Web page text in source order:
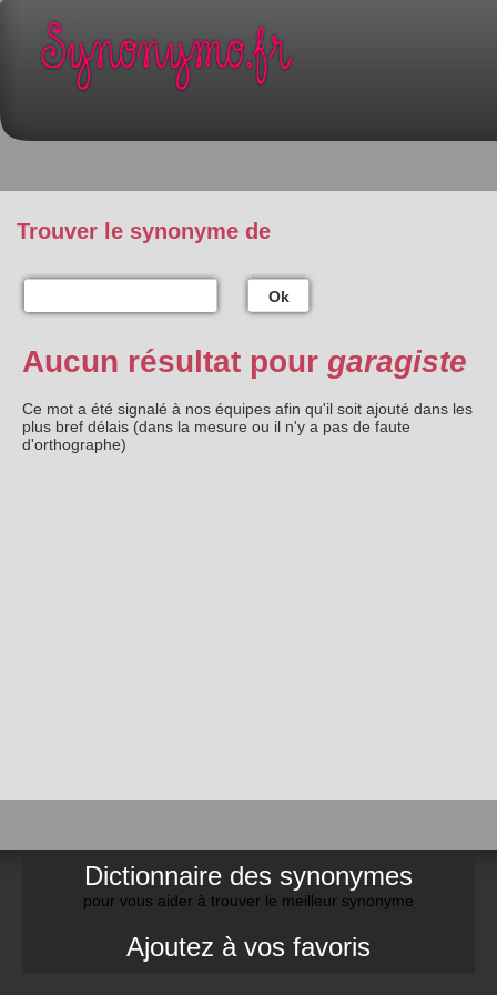
Trouver le synonyme de
Ok
Aucun résultat pour garagiste
Ce mot a été signalé à nos équipes afin qu'il soit ajouté dans les
plus bref délais (dans la mesure ou il n'y a pas de faute
d'orthographe)
Dictionnaire des synonymes
pour vous aider à trouver le meilleur synonyme
Ajoutez à vos favoris